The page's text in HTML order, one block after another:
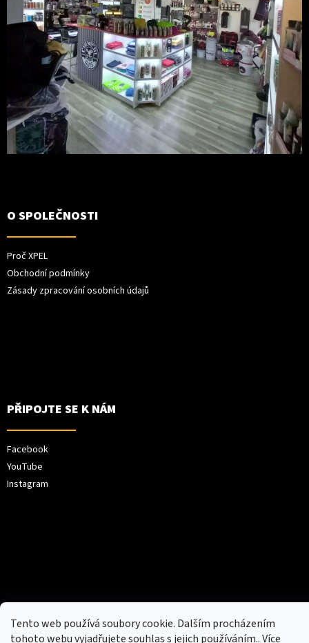
Tento web používá soubory cookie. Dalším procházením
tohoto webu vyjadřujete souhlas s jejich používáním.. Více
O SPOLEČNOSTI
Proč XPEL
Obchodní podmínky
Zásady zpracování osobních údajů
PŘIPOJTE SE K NÁM
Facebook
YouTube
Instagram